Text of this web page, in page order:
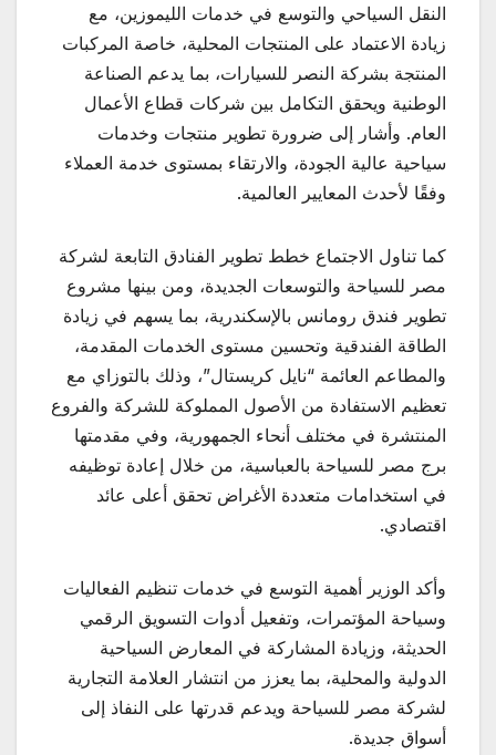
النقل السياحي والتوسع في خدمات الليموزين، مع
زيادة الاعتماد على المنتجات المحلية، خاصة المركبات
المنتجة بشركة النصر للسيارات، بما يدعم الصناعة
الوطنية ويحقق التكامل بين شركات قطاع الأعمال
العام. وأشار إلى ضرورة تطوير منتجات وخدمات
سياحية عالية الجودة، والارتقاء بمستوى خدمة العملاء
وفقًا لأحدث المعايير العالمية.
كما تناول الاجتماع خطط تطوير الفنادق التابعة لشركة
مصر للسياحة والتوسعات الجديدة، ومن بينها مشروع
تطوير فندق رومانس بالإسكندرية، بما يسهم في زيادة
الطاقة الفندقية وتحسين مستوى الخدمات المقدمة،
والمطاعم العائمة “نايل كريستال”، وذلك بالتوزاي مع
تعظيم الاستفادة من الأصول المملوكة للشركة والفروع
المنتشرة في مختلف أنحاء الجمهورية، وفي مقدمتها
برج مصر للسياحة بالعباسية، من خلال إعادة توظيفه
في استخدامات متعددة الأغراض تحقق أعلى عائد
اقتصادي.
وأكد الوزير أهمية التوسع في خدمات تنظيم الفعاليات
وسياحة المؤتمرات، وتفعيل أدوات التسويق الرقمي
الحديثة، وزيادة المشاركة في المعارض السياحية
الدولية والمحلية، بما يعزز من انتشار العلامة التجارية
لشركة مصر للسياحة ويدعم قدرتها على النفاذ إلى
أسواق جديدة.